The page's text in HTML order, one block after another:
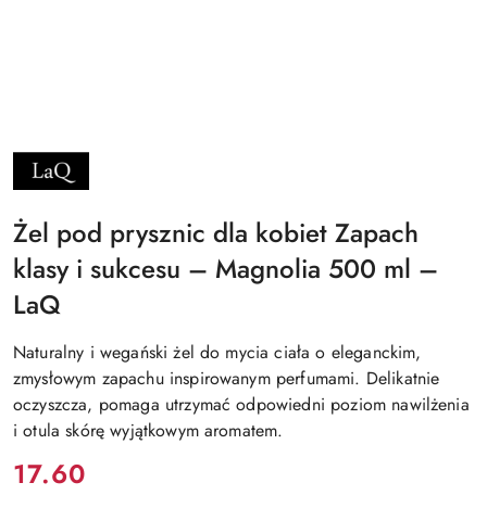
NAZWA
PRODUCENTA:
LAQ
Żel pod prysznic dla kobiet Zapach
klasy i sukcesu – Magnolia 500 ml –
LaQ
Naturalny i wegański żel do mycia ciała o eleganckim,
zmysłowym zapachu inspirowanym perfumami. Delikatnie
oczyszcza, pomaga utrzymać odpowiedni poziom nawilżenia
i otula skórę wyjątkowym aromatem.
Cena:
17.60